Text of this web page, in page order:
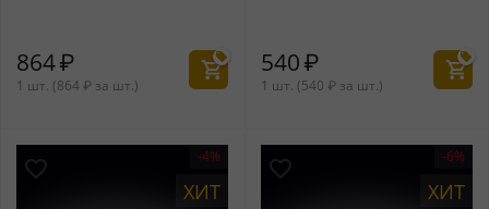
864₽
1 шт. (864 ₽ за шт.)
540₽
1 шт. (540 ₽ за шт.)
-4%
ХИТ
-6%
ХИТ